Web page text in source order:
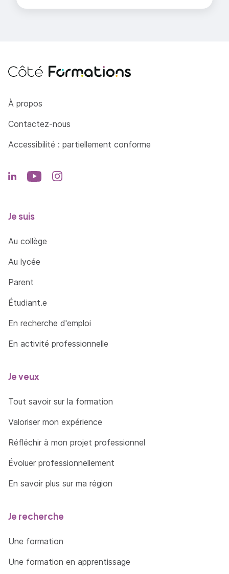
Côté Formations
À propos
Contactez-nous
Accessibilité : partiellement conforme
Je suis
Au collège
Au lycée
Parent
Étudiant.e
En recherche d'emploi
En activité professionnelle
Je veux
Tout savoir sur la formation
Valoriser mon expérience
Réfléchir à mon projet professionnel
Évoluer professionnellement
En savoir plus sur ma région
Je recherche
Une formation
Une formation en apprentissage